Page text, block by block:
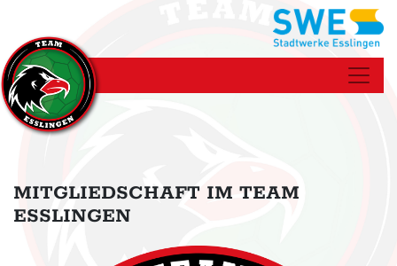
MITGLIEDSCHAFT IM TEAM
ESSLINGEN